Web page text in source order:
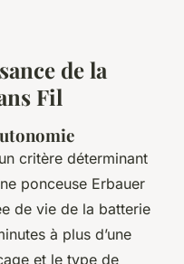
de la
Fil
critère déterminant
ponceuse Erbauer
de vie de la batterie
à plus d’une
et le type de